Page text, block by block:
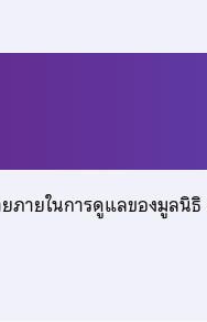
ภายในการดูแลของมูลนิ